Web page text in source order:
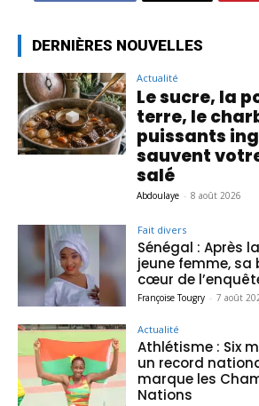
DERNIÈRES NOUVELLES
Actualité
Le sucre, la
terre, le
puissants
sauvent
salé
Abdoulaye - 8 août 2026
Fait divers
Sénégal : Après
jeune femme,
cœur de
Françoise Tougry - 7 août
Actualité
Athlétisme : Six
un record
marque les
Nations